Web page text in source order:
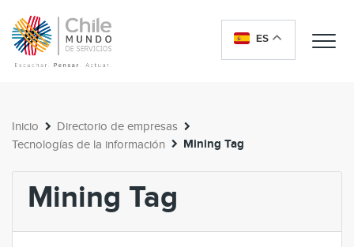
ES
Inicio
Directorio de empresas
Tecnologías de la información
Mining Tag
Mining Tag